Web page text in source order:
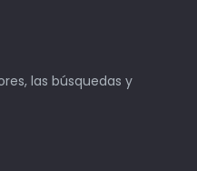
las búsquedas y